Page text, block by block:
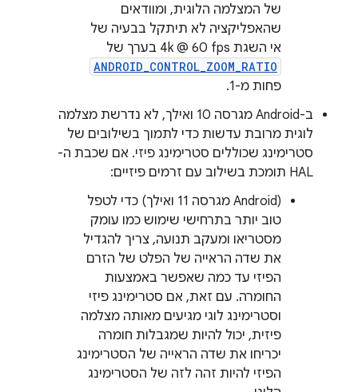
של המצלמה הלוגית, ומוודאים
שהאפליקציה לא תיתקל בבעיה של
אי השגת ‎4k @ 60 fps בערך של
ANDROID_CONTROL_ZOOM_RATIO
פחות מ-1.
ב-Android מגרסה 10 ואילך, לא נדרשת מצלמה
לוגית מרובת עדשות כדי לתמוך בשילובים של
סטרימינג שכוללים סטרימינג פיזי. אם שכבת ה-
HAL תומכת בשילוב עם זרמים פיזיים:
‫(Android מגרסה 11 ואילך) כדי לטפל
טוב יותר בתרחישי שימוש כמו עומק
מסטריאו ומעקב תנועה, צריך להגדיל
את שדה הראייה של הפלט של הזרם
הפיזי עד כמה שאפשר באמצעות
החומרה. עם זאת, אם סטרימינג פיזי
וסטרימינג לוגי מגיעים מאותה מצלמה
פיזית, יכול להיות שמגבלות חומרה
יכריחו את שדה הראייה של הסטרימינג
הפיזי להיות זהה לזה של הסטרימינג